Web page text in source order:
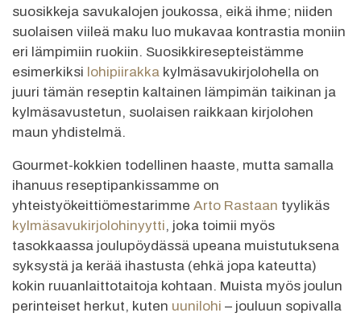
suosikkeja savukalojen joukossa, eikä ihme; niiden
suolaisen viileä maku luo mukavaa kontrastia moniin
eri lämpimiin ruokiin. Suosikkiresepteistämme
esimerkiksi lohipiirakka kylmäsavukirjolohella on
juuri tämän reseptin kaltainen lämpimän taikinan ja
kylmäsavustetun, suolaisen raikkaan kirjolohen
maun yhdistelmä.
Gourmet-kokkien todellinen haaste, mutta samalla
ihanuus reseptipankissamme on
yhteistyökeittiömestarimme Arto Rastaan tyylikäs
kylmäsavukirjolohinyytti, joka toimii myös
tasokkaassa joulupöydässä upeana muistutuksena
syksystä ja kerää ihastusta (ehkä jopa kateutta)
kokin ruuanlaittotaitoja kohtaan. Muista myös joulun
perinteiset herkut, kuten uunilohi – jouluun sopivalla